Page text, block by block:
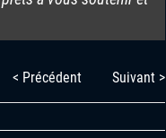
< Précédent Suivant >